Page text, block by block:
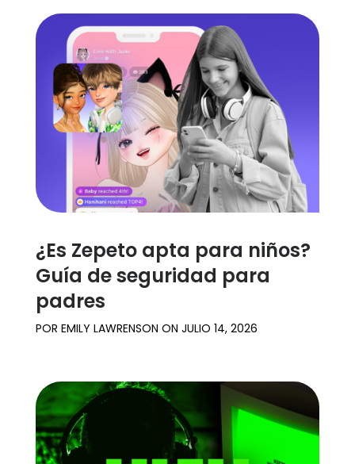
¿Es Zepeto apta para niños?
Guía de seguridad para
padres
POR EMILY LAWRENSON ON JULIO 14, 2026